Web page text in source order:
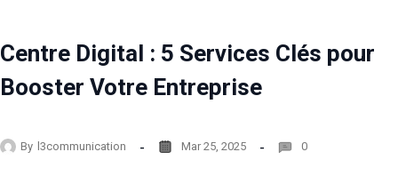
Centre Digital : 5 Services Clés pour
Booster Votre Entreprise
By l3communication Mar 25, 2025 0